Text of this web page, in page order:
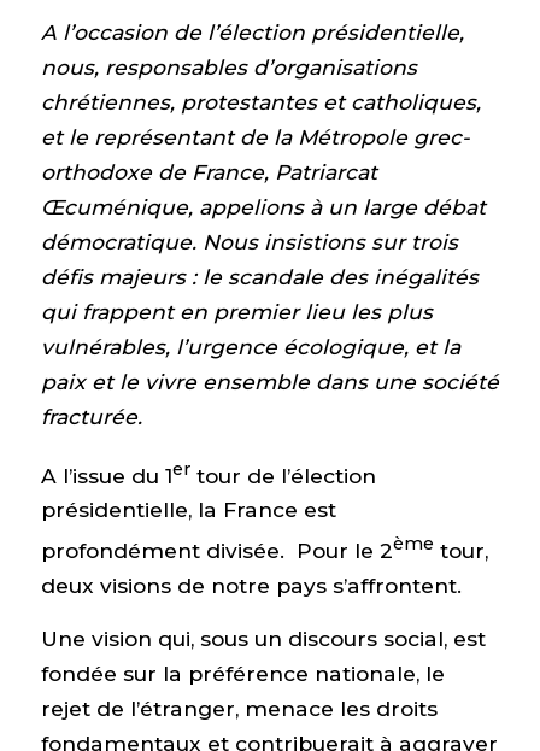
A l’occasion de l’élection présidentielle,
nous, responsables d’organisations
chrétiennes, protestantes et catholiques,
et le représentant de la Métropole grec-
orthodoxe de France, Patriarcat
Œcuménique, appelions à un large débat
démocratique. Nous insistions sur trois
défis majeurs : le scandale des inégalités
qui frappent en premier lieu les plus
vulnérables, l’urgence écologique, et la
paix et le vivre ensemble dans une société
fracturée.
A l’issue du 1ertour de l’élection
présidentielle, la France est
profondément divisée. Pour le 2ème tour,
deux visions de notre pays s’affrontent.
Une vision qui, sous un discours social, est
fondée sur la préférence nationale, le
rejet de l’étranger, menace les droits
fondamentaux et contribuerait à aggraver